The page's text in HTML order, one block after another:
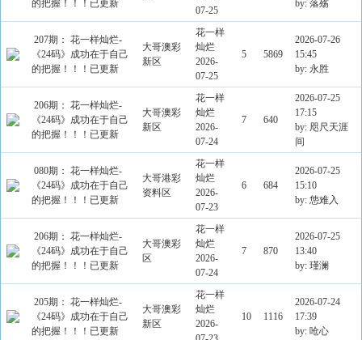
的把握！！！已更新
07-25
by: 落殇
207期： 花一样灿烂-
《24码》成功在于自己
的把握！！！已更新
大哥澳彩
新区
花一样
灿烂
2026-
07-25
5 5869
2026-07-26
15:45
by: 永胜
206期： 花一样灿烂-
《24码》成功在于自己
的把握！！！已更新
大哥澳彩
新区
花一样
灿烂
2026-
07-24
7 640
2026-07-25
17:15
by: 咫尺天涯
间
080期： 花一样灿烂-
《24码》成功在于自己
的把握！！！已更新
大哥港彩
资料区
花一样
灿烂
2026-
07-23
6 684
2026-07-25
15:10
by: 怹难入
206期： 花一样灿烂-
《24码》成功在于自己
的把握！！！已更新
大哥澳彩
区
花一样
灿烂
2026-
07-24
7 870
2026-07-25
13:40
by: 瑾澜
205期： 花一样灿烂-
《24码》成功在于自己
的把握！！！已更新
大哥澳彩
新区
花一样
灿烂
2026-
10 1116
2026-07-24
17:39
by: 呛心